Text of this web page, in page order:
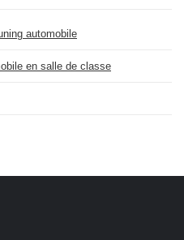
automobile
en salle de classe